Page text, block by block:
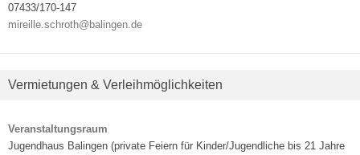
07433/170-147
mireille.schroth@balingen.de
Vermietungen & Verleihmöglichkeiten
Veranstaltungsraum
Jugendhaus Balingen (private Feiern für Kinder/Jugendliche bis 21 Jahre